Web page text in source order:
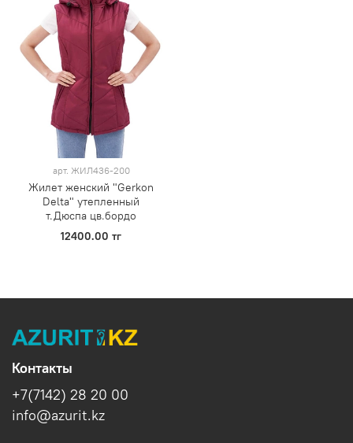
арт. ЖИЛ436-200
Жилет женский "Gerkon
Delta" утепленный
т.Дюспа цв.бордо
12400.00 тг
Контакты
+7(7142) 28 20 00
info@azurit.kz